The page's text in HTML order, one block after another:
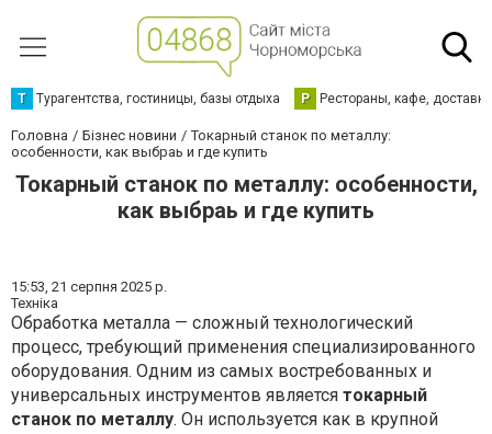
Т Турагентства, гостиницы, базы отдыха Р Рестораны, кафе,
Головна Бізнес новини
Токарный станок по металлу:
особенности, как выбраь и где купить
Токарный станок по металлу: особенности,
как выбраь и где купить
15:53, 21 серпня 2025 р.
Техніка
Обработка металла — сложный технологический
процесс, требующий применения специализированного
оборудования. Одним из самых востребованных и
универсальных инструментов является токарный
станок по металлу. Он используется как в крупной